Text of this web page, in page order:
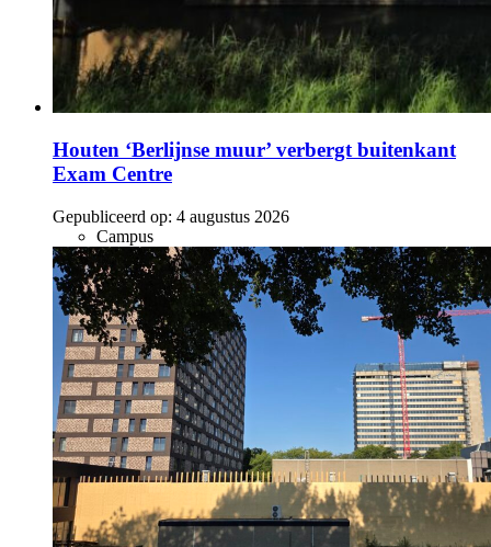
Houten ‘Berlijnse muur’ verbergt buitenkant
Exam Centre
Gepubliceerd op: 4 augustus 2026
Campus